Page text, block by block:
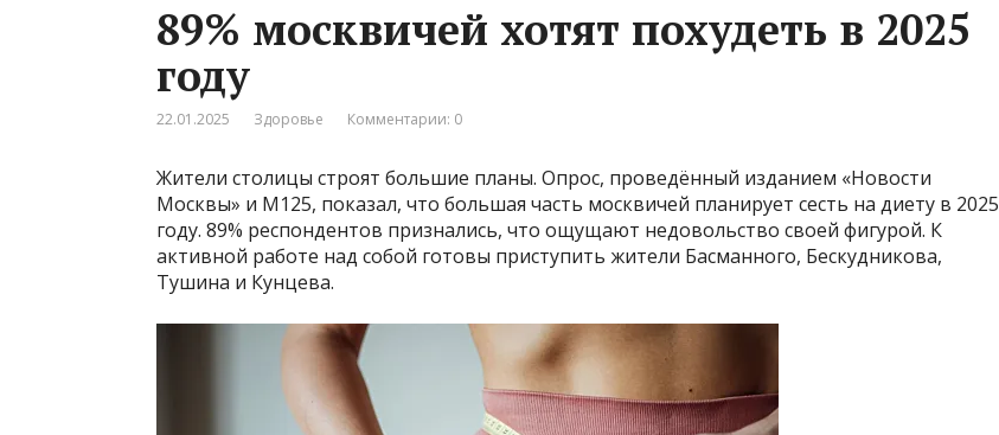
89% москвичей хотят похудеть в 2025
году
22.01.2025 Здоровье Комментарии: 0
Жители столицы строят большие планы. Опрос, проведённый изданием «Новости
Москвы» и М125, показал, что большая часть москвичей планирует сесть на диету в 2025
году. 89% респондентов признались, что ощущают недовольство своей фигурой. К
активной работе над собой готовы приступить жители Басманного, Бескудникова,
Тушина и Кунцева.